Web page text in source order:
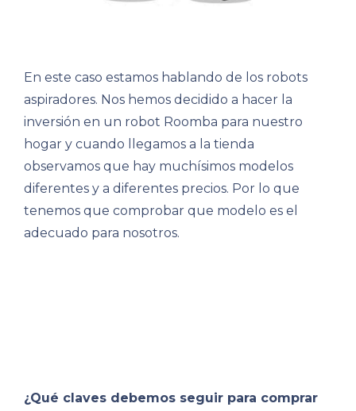
En este caso estamos hablando de los robots
aspiradores. Nos hemos decidido a hacer la
inversión en un robot Roomba para nuestro
hogar y cuando llegamos a la tienda
observamos que hay muchísimos modelos
diferentes y a diferentes precios. Por lo que
tenemos que comprobar que modelo es el
adecuado para nosotros.
¿Qué claves debemos seguir para comprar